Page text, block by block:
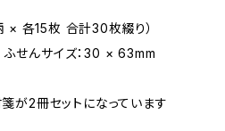
× 各15枚 合計30枚綴り）
せんサイズ：30 × 63mm
が2冊セットになっています